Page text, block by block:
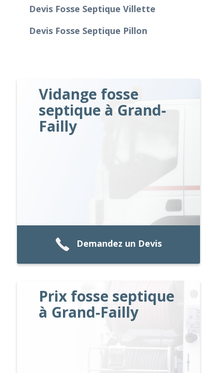
Devis Fosse Septique Villette
Devis Fosse Septique Pillon
Vidange fosse
septique à Grand-
Failly
Demandez un Devis
Prix fosse septique
à Grand-Failly